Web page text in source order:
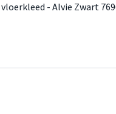
- Alvie Zwart